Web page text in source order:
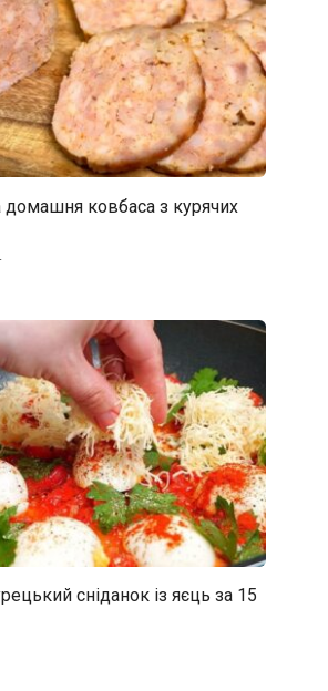
домашня ковбаса з курячих
сніданок із яєць за 15